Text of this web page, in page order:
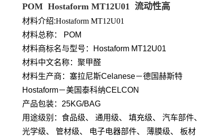
POM Hostaform MT12U01 流动性高
材料介绍:Hostaform MT12U01
材料总称： POM
材料商标名与型号：Hostaform MT12U01
材料中文名称：聚甲醛
材料生产商：塞拉尼斯Celanese－德国赫斯特
Hostaform－美国泰科纳CELCON
产品包装：25KG/BAG
用途级别：食品级、 通用级、 填充级、 汽车部件、
光学级、 管材级、 电子电器部件、 薄膜级、 板材